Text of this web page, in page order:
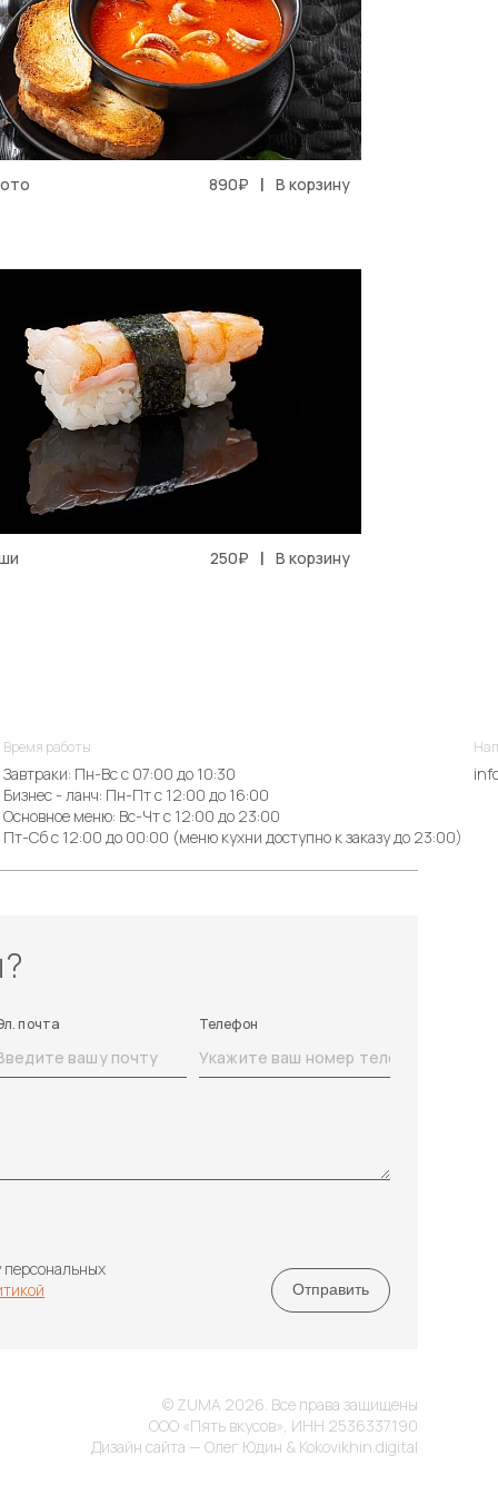
890₽ | В корзину
250₽ | В корзину
Время работы
Завтраки: Пн-Вс с 07:00 до 10:30
Бизнес - ланч: Пн-Пт с 12:00 до 16:00
Основное меню: Вс-Чт с 12:00 до 23:00
Пт-Сб с 12:00 до 00:00 (меню кухни доступно к заказу до 23:00)
почта Телефон
персональных
© ZUMA 2026. Все права защищены
ООО «Пять вкусов», ИНН 2536337190
Дизайн сайта — Олег Юдин & Kokovikhin.digital